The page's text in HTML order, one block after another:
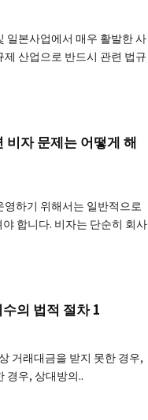
일본사업에서 매우 활발한 사
산업으로 반드시 관련 법규
비자 문제는 어떻게 해
하기 위해서는 일반적으로
합니다. 비자는 단순히 회사
의 법적 절차 1
거래대금을 받지 못한 경우,
경우, 상대방의..